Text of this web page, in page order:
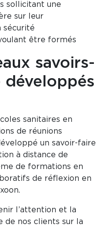
sollicitant une
sur leur
sécurité
être formés
savoirs-
sanitaires en
de réunions
un savoir-faire
à distance de
de formations en
de réflexion en
l’attention et la
de nos clients sur la